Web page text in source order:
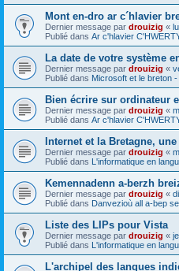
Mont en-dro ar c´hlavier
Dernier message par drouizig «
Publié dans Ar c'hlavier
La date de votre système
Dernier message par drouizig «
Publié dans Microsoft et le breton
Bien écrire sur ordinateur
Dernier message par drouizig «
Publié dans Ar c'hlavier
Internet et la Bretagne,
Dernier message par drouizig «
Publié dans L'informatique en
Kemennadenn a-berzh
Dernier message par drouizig «
Publié dans Danvezioù all a-bep
Liste des LIPs pour Vista
Dernier message par drouizig «
Publié dans L'informatique en
L'archipel des langues